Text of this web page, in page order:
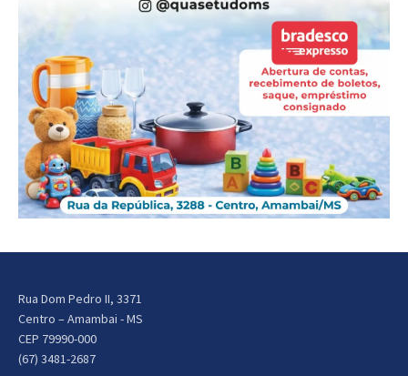
Rua Dom Pedro II, 3371
Centro – Amambai - MS
CEP 79990-000
(67) 3481-2687